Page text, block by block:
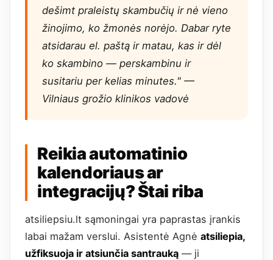
dešimt praleistų skambučių ir nė vieno
žinojimo, ko žmonės norėjo. Dabar ryte
atsidarau el. paštą ir matau, kas ir dėl
ko skambino — perskambinu ir
susitariu per kelias minutes." —
Vilniaus grožio klinikos vadovė
Reikia automatinio
kalendoriaus ar
integracijų? Štai riba
atsiliepsiu.lt sąmoningai yra paprastas įrankis
labai mažam verslui. Asistentė Agnė atsiliepia,
užfiksuoja ir atsiunčia santrauką — ji